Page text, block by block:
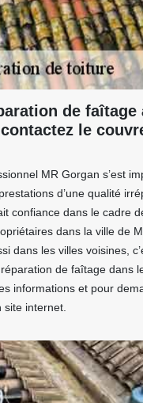
de faîtage
le
MR Gorgan s’est
d’une qualité
confiance dans le cadre
dans la ville de
dans les villes voisines,
de faîtage dans
informations et pour
internet.